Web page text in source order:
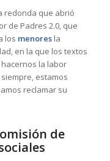
redonda que abrió
de Padres 2.0, que
los menoresla
en la que los textos
la labor
estamos
reclamar su
de